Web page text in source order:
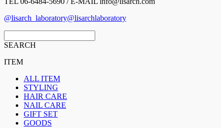
@lisarch_laboratory@lisarchlaboratory
SEARCH
ITEM
ALL ITEM
STYLING
HAIR CARE
NAIL CARE
GIFT SET
GOODS